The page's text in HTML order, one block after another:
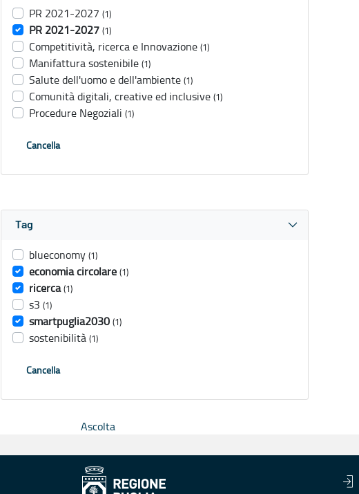
PR 2021-2027 (1)
PR 2021-2027 (1)
Competitività, ricerca e Innovazione (1)
Manifattura sostenibile (1)
Salute dell'uomo e dell'ambiente (1)
Comunità digitali, creative ed inclusive (1)
Procedure Negoziali (1)
Cancella
Tag
blueconomy (1)
economia circolare (1)
ricerca (1)
s3 (1)
smartpuglia2030 (1)
sostenibilità (1)
Cancella
Ascolta